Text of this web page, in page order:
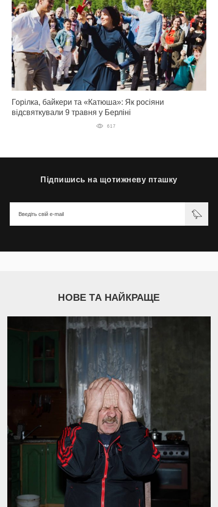
Горілка, байкери та «Катюша»: Як росіяни
відсвяткували 9 травня у Берліні
617
Підпишись на щотижневу пташку
НОВЕ ТА НАЙКРАЩЕ